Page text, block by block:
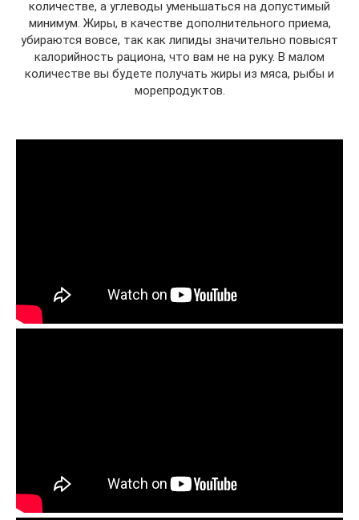
количестве, а углеводы уменьшаться на допустимый
минимум. Жиры, в качестве дополнительного приема,
убираются вовсе, так как липиды значительно повысят
калорийность рациона, что вам не на руку. В малом
количестве вы будете получать жиры из мяса, рыбы и
морепродуктов.